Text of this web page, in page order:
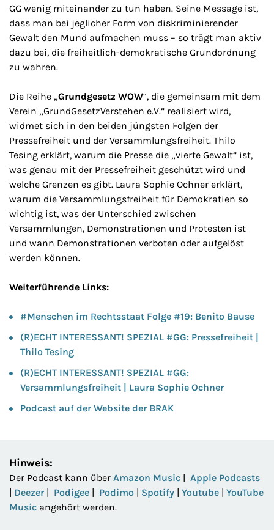
GG wenig miteinander zu tun haben. Seine Message ist,
dass man bei jeglicher Form von diskriminierender
Gewalt den Mund aufmachen muss – so trägt man aktiv
dazu bei, die freiheitlich-demokratische Grundordnung
zu wahren.
Die Reihe „Grundgesetz WOW“, die gemeinsam mit dem
Verein „GrundGesetzVerstehen e.V.“ realisiert wird,
widmet sich in den beiden jüngsten Folgen der
Pressefreiheit und der Versammlungsfreiheit. Thilo
Tesing erklärt, warum die Presse die „vierte Gewalt“ ist,
was genau mit der Pressefreiheit geschützt wird und
welche Grenzen es gibt. Laura Sophie Ochner erklärt,
warum die Versammlungsfreiheit für Demokratien so
wichtig ist, was der Unterschied zwischen
Versammlungen, Demonstrationen und Protesten ist
und wann Demonstrationen verboten oder aufgelöst
werden können.
Weiterführende Links:
#Menschen im Rechtsstaat Folge #19: Benito Bause
(R)ECHT INTERESSANT! SPEZIAL #GG: Pressefreiheit |
Thilo Tesing
(R)ECHT INTERESSANT! SPEZIAL #GG:
Versammlungsfreiheit | Laura Sophie Ochner
Podcast auf der Website der BRAK
Hinweis:
Der Podcast kann über Amazon Music | Apple Podcasts
| Deezer | Podigee | Podimo | Spotify | Youtube | YouTube
Music angehört werden.